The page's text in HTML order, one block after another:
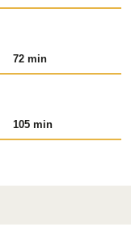
72 min
105 min